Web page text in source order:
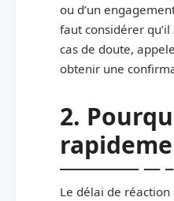
ou d’un
faut considérer qu’il
cas de doute,
obtenir une
2.
Le délai de réaction